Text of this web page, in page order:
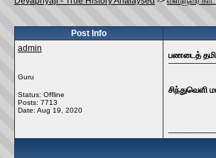
Post Info
admin
Guru
Status: Offline
Posts: 7713
Date: Aug 19, 2020
பணடைத்
சிந்துவெளி